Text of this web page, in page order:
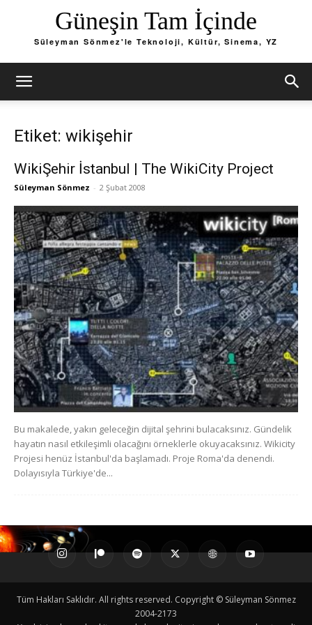
Güneşin Tam İçinde
Süleyman Sönmez'le Teknoloji, Kültür, Sinema, YZ
Etiket: wikişehir
WikiŞehir İstanbul | The WikiCity Project
Süleyman Sönmez - 2 Şubat 2008
Bu makalede, yakın geleceğin dijital şehrini bulacaksınız. Gündelik
hayatın nasıl etkileşimli olacağını örneklerle okuyacaksınız. Wikicity
Projesi henüz İstanbul'da başlamadı. Proje Roma'da denendi.
Dolayısıyla Türkiye'de...
Tüm Hakları Saklıdır. All rights reserved. Copyright © Süleyman Sönmez
2004-2173